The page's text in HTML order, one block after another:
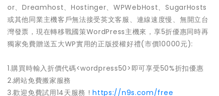
or、Dreamhost、Hostinger、WPWebHost、SugarHosts
或其他同業主機客戶無法接受英文客服、連線速度慢、無開立台
灣發票，現在轉移戰國策WordPress主機來，享5折優惠同時再
獨家免費贈送五大WP實用的正版授權好禮(市價10000元):
1.購買時輸入折價代碼<wordpress50>即可享受50%折扣優惠
2.網站免費搬家服務
3.歡迎免費試用14天服務 !https://n9s.com/free